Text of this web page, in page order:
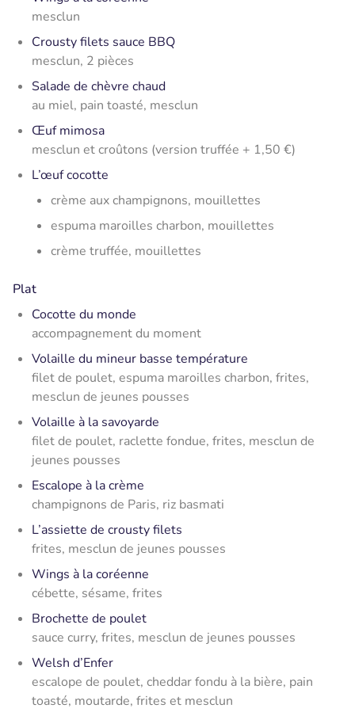
mesclun
Crousty filets sauce BBQ
mesclun, 2 pièces
Salade de chèvre chaud
au miel, pain toasté, mesclun
Œuf mimosa
mesclun et croûtons (version truffée + 1,50 €)
L’œuf cocotte
crème aux champignons, mouillettes
espuma maroilles charbon, mouillettes
crème truffée, mouillettes
Plat
Cocotte du monde
accompagnement du moment
Volaille du mineur basse température
filet de poulet, espuma maroilles charbon, frites,
mesclun de jeunes pousses
Volaille à la savoyarde
filet de poulet, raclette fondue, frites, mesclun de
jeunes pousses
Escalope à la crème
champignons de Paris, riz basmati
L’assiette de crousty filets
frites, mesclun de jeunes pousses
Wings à la coréenne
cébette, sésame, frites
Brochette de poulet
sauce curry, frites, mesclun de jeunes pousses
Welsh d’Enfer
escalope de poulet, cheddar fondu à la bière, pain
toasté, moutarde, frites et mesclun